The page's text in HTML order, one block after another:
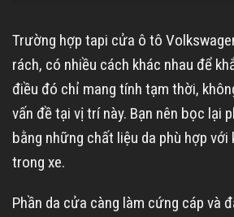
Trường hợp tapi cửa ô tô
rách, có nhiều cách khác nhau để
điều đó chỉ mang tính tạm thời,
vấn đề tại vị trí này. Bạn nên bọc lại
bằng những chất liệu da phù hợp
trong xe.
Phần da cửa càng làm cứng cáp và